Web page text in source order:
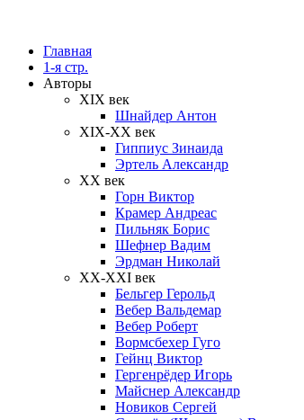
Главная
1-я стр.
Авторы
XIX век
Шнайдер Антон
XIX-XX век
Гиппиус Зинаида
Эртель Александр
XX век
Горн Виктор
Крамер Андреас
Пильняк Борис
Шефнер Вадим
Эрдман Николай
ХХ-XXI век
Бельгер Герольд
Вебер Вальдемар
Вебер Роберт
Вормсбехер Гуго
Гейнц Виктор
Гергенрёдер Игорь
Майснер Александр
Новиков Сергей